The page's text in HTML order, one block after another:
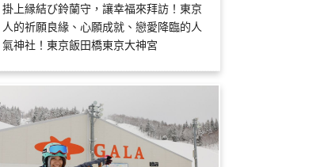
掛上縁結び鈴蘭守，讓幸福來拜訪！東京
人的祈願良緣、心願成就、戀愛降臨的人
氣神社！東京飯田橋東京大神宮